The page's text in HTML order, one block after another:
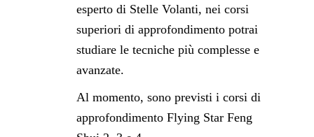
esperto di Stelle Volanti, nei corsi
superiori di approfondimento potrai
studiare le tecniche più complesse e
avanzate.
Al momento, sono previsti i corsi di
approfondimento Flying Star Feng